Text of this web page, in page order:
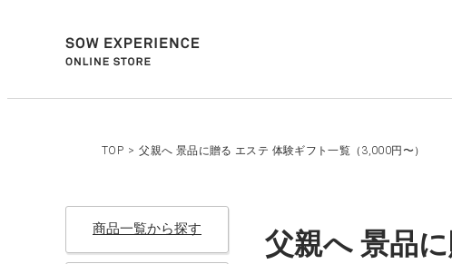
TOP > 父親へ 景品に贈る エステ 体験ギフト一覧（3,000円〜）
商品一覧から探す 父親へ 景品